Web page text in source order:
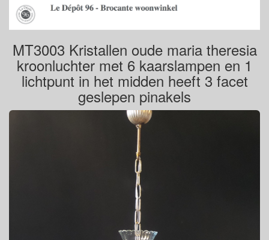
MT3003 Kristallen oude maria theresia
kroonluchter met 6 kaarslampen en 1
lichtpunt in het midden heeft 3 facet
geslepen pinakels